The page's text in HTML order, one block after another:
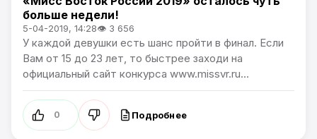
больше недели!
5-04-2019, 14:28👁 3 656
У каждой девушки есть шанс пройти в финал. Если
Вам от 15 до 23 лет, то быстрее заходи на
официальный сайт конкурса www.missvr.ru...
0 Подробнее